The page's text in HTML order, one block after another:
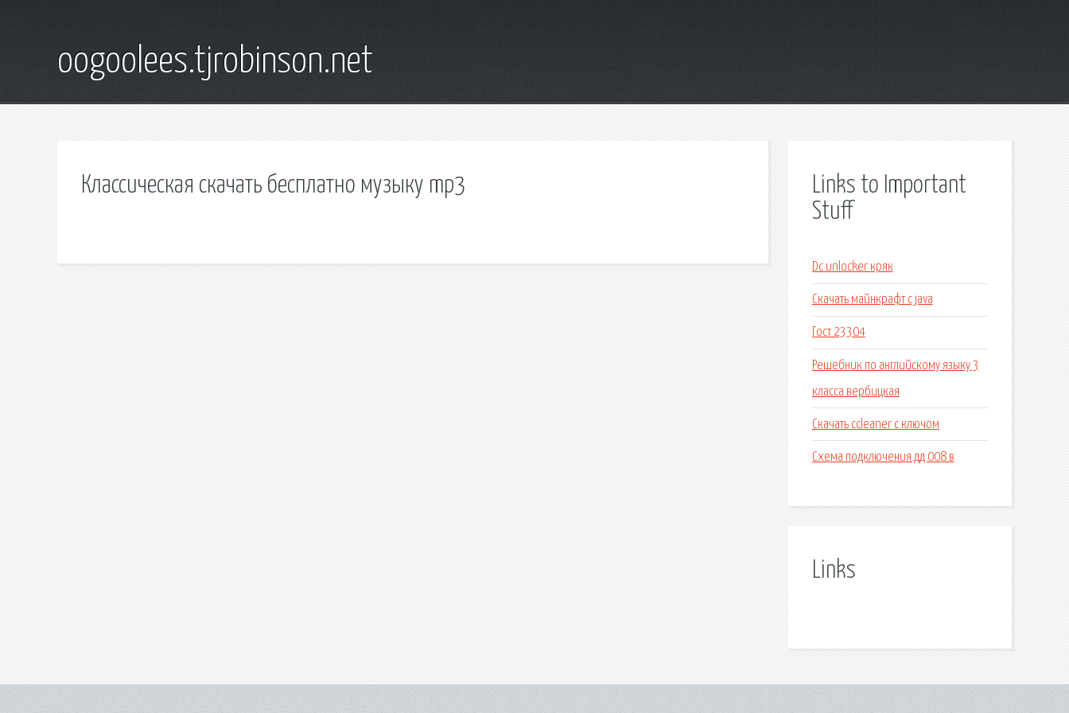
oogoolees.tjrobinson.net
Классическая скачать бесплатно музыку mp3
Links to Important
Stuff
Dc unlocker кряк
Скачать майнкрафт с java
Гост 23304
Решебник по английскому языку 3
класса вербицкая
Скачать ccleaner c ключом
Схема подключения дд 008 в
Links